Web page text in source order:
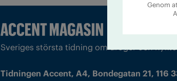
Sveriges största tidning om droger och
Tidningen Accent, A4, Bondegatan 21, 116
Genom